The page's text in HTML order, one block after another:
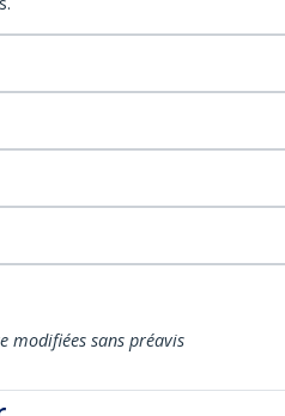
modifiées sans préavis